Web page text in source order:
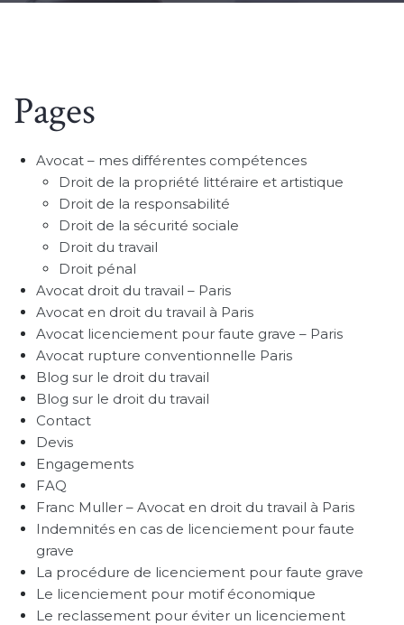
Pages
Avocat – mes différentes compétences
Droit de la propriété littéraire et artistique
Droit de la responsabilité
Droit de la sécurité sociale
Droit du travail
Droit pénal
Avocat droit du travail – Paris
Avocat en droit du travail à Paris
Avocat licenciement pour faute grave – Paris
Avocat rupture conventionnelle Paris
Blog sur le droit du travail
Blog sur le droit du travail
Contact
Devis
Engagements
FAQ
Franc Muller – Avocat en droit du travail à Paris
Indemnités en cas de licenciement pour faute
grave
La procédure de licenciement pour faute grave
Le licenciement pour motif économique
Le reclassement pour éviter un licenciement